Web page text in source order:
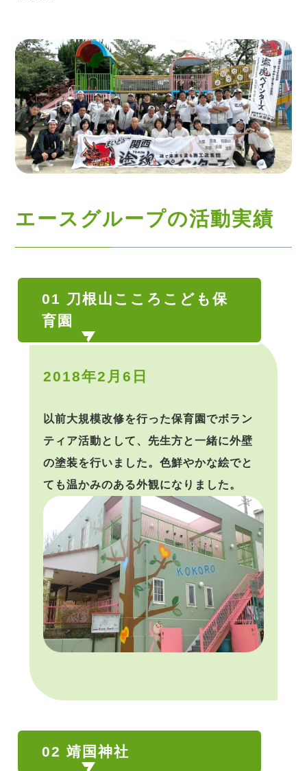
エースグループの活動実績
01 刀根山こころこども保
育園
2018年2月6日
以前大規模改修を行った保育園でボラン
ティア活動として、先生方と一緒に外壁
の塗装を行いました。色鮮やかな絵でと
ても温かみのある外観になりました。
02 靖国神社